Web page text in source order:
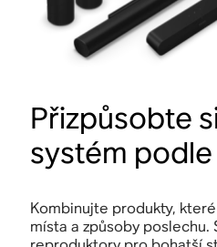
Přizpůsobte
systém
Kombinujte produkty,
místa a způsoby poslechu.